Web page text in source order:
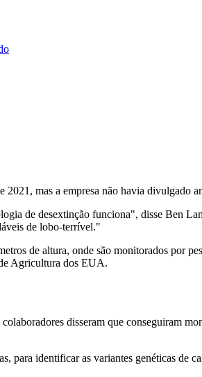
2021, mas a empresa não havia divulgado
de desextinção funciona", disse Ben
de lobo-terrível."
de altura, onde são monitorados por
Agricultura dos EUA.
disseram que conseguiram
para identificar as variantes genéticas de